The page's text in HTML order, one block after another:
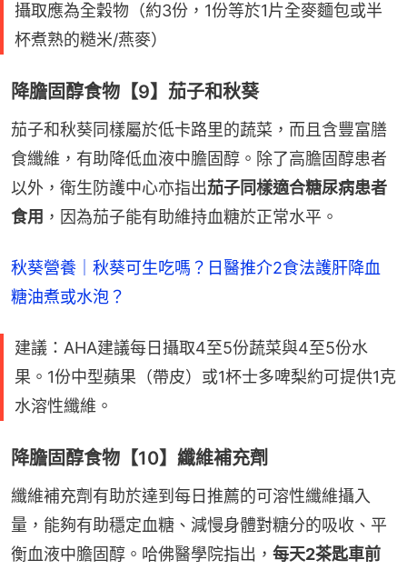
攝取應為全穀物（約3份，1份等於1片全麥麵包或半
杯煮熟的糙米/燕麥）
降膽固醇食物【9】茄子和秋葵
茄子和秋葵同樣屬於低卡路里的蔬菜，而且含豐富膳
食纖維，有助降低血液中膽固醇。除了高膽固醇患者
以外，衛生防護中心亦指出茄子同樣適合糖尿病患者
食用 ，因為茄子能有助維持血糖於正常水平。
秋葵營養｜秋葵可生吃嗎？日醫推介2食法護肝降血
糖油煮或水泡？
建議：AHA建議每日攝取4至5份蔬菜與4至5份水
果。1份中型蘋果（帶皮）或1杯士多啤梨約可提供1克
水溶性纖維。
降膽固醇食物【10】纖維補充劑
纖維補充劑有助於達到每日推薦的可溶性纖維攝入
量，能夠有助穩定血糖、減慢身體對糖分的吸收、平
衡血液中膽固醇。哈佛醫學院指出， 每天2茶匙車前